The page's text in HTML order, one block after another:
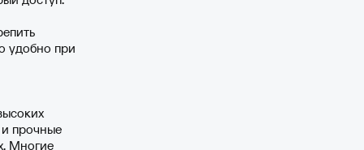
удобно при
прочные
Многие